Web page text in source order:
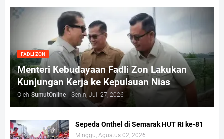
FADLI ZON
Menteri Kebudayaan Fadli Zon Lakukan
Kunjungan Kerja ke Kepulauan Nias
Oleh SumutOnline - Senin, Juli 27, 2026
Sepeda Onthel di Semarak HUT RI ke-81
Minggu, Agustus 02, 2026